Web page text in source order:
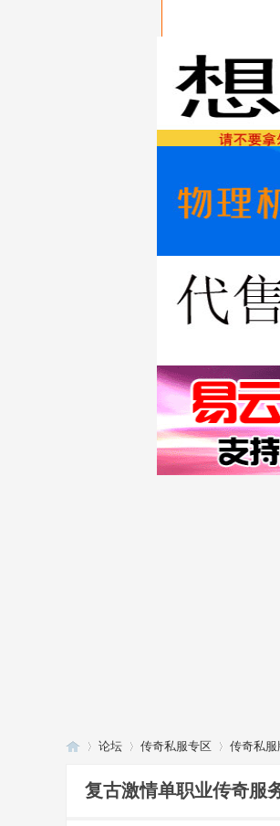
论坛 传奇私服专区 传奇私服
复古激情单职业传奇服